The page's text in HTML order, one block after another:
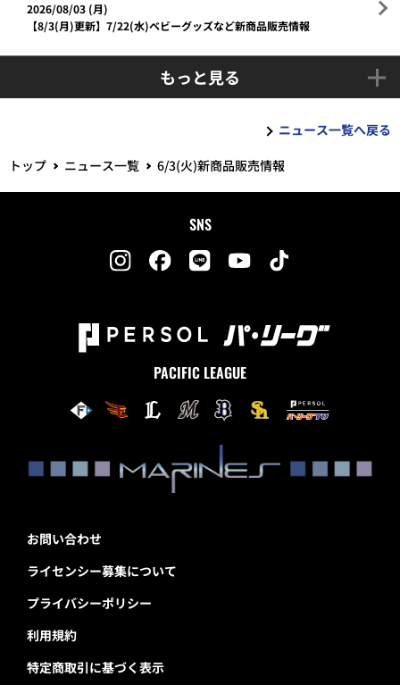
2026/08/03 (月)
【8/3(月)更新】7/22(水)ベビーグッズなど新商品販売情報
もっと見る
ニュース一覧へ戻る
トップ
ニュース一覧 6/3(火)新商品販売情報
SNS
PACIFIC LEAGUE
お問い合わせ
ライセンシー募集について
プライバシーポリシー
利用規約
特定商取引に基づく表示